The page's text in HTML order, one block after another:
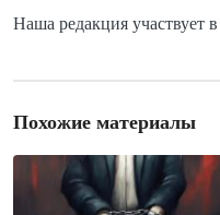
Наша редакция участвует
Похожие материалы